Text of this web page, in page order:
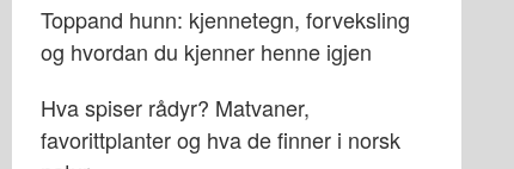
Toppand hunn: kjennetegn, forveksling
og hvordan du kjenner henne igjen
Hva spiser rådyr? Matvaner,
favorittplanter og hva de finner i norsk